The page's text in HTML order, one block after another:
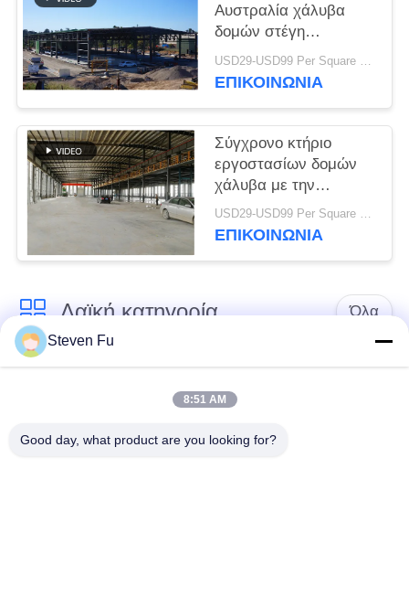
PRIVACY
POLICY
Αυστραλία χάλυβα
δομών στέγη
ζευκτόντων τύπων
εργαστηρίων
USD29-USD99 Per Square Meter MOQ:500 τετραγωνικό μέτρο
ΕΠΙΚΟΙΝΩΝΙΑ
Σύγχρονο κτήριο
εργοστασίων δομών
χάλυβα με την
οικοδόμηση
εργαστηρίων
USD29-USD99 Per Square Meter MOQ:500 τετραγωνικό μέτρο
ΕΠΙΚΟΙΝΩΝΙΑ
Λαϊκή κατηγορία Όλα
αποθήκη χάλυβα
Εργαστήριο δομών
χάλυβα
κατασκευή δομών
Επεξεργασία δομών
Steven Fu
8:51 AM
Good day, what product are you looking for?